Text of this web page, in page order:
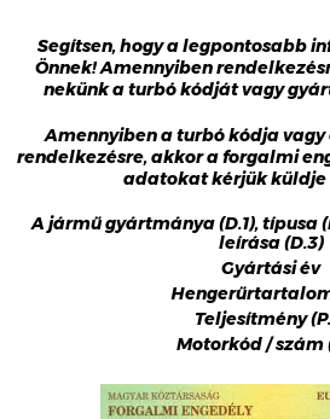
Segítsen, hogy a legpontosabb
Önnek! Amennyiben
nekünk a turbó kódját vagy
Amennyiben a turbó kódja
rendelkezésre, akkor a forgalmi
adatokat kérjük küldje
A jármű gyártmánya (D.1), típusa
leírása (D.3)
Gyártási év
Hengerűrtartalom
Teljesítmény
Motorkód / szám